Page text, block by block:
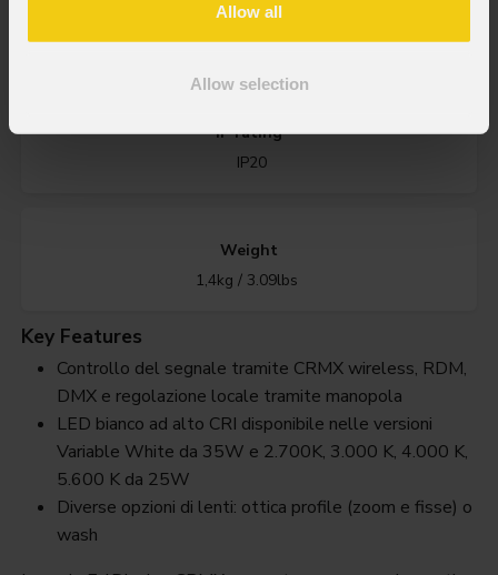
Allow all
Allow selection
optional) 10° ~ 20° or 20° ~ 40° or fix 8°
IP rating
IP20
Weight
1,4kg / 3.09lbs
Key Features
Controllo del segnale tramite CRMX wireless, RDM,
DMX e regolazione locale tramite manopola
LED bianco ad alto CRI disponibile nelle versioni
Variable White da 35W e 2.700K, 3.000 K, 4.000 K,
5.600 K da 25W
Diverse opzioni di lenti: ottica profile (zoom e fisse) o
wash